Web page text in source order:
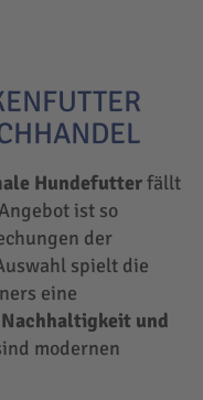
Hundefutterfällt
ist so
der
spielt die
eine
Nachhaltigkeit und
modernen